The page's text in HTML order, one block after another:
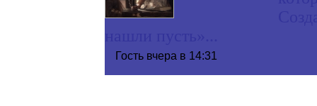
Гость вчера в 14:31